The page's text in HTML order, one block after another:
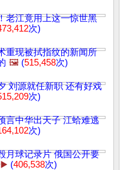
老江竟用上这一惊世黑
次)
重现被拭指纹的新闻所
🖼️ (515,458次)
刘源就任新职 还有好戏
次)
言中华出天子 江蛤难逃
次)
月球记录片 俄国公开要
(406,538次)